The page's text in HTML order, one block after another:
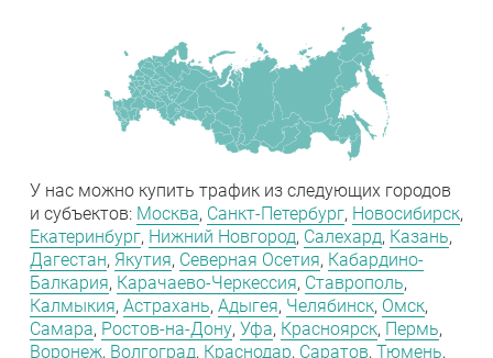
У нас можно купить трафик из следующих городов
и субъектов: Москва, Санкт-Петербург, Новосибирск,
Екатеринбург, Нижний Новгород, Салехард, Казань,
Дагестан, Якутия, Северная Осетия, Кабардино-
Балкария, Карачаево-Черкессия, Ставрополь,
Калмыкия, Астрахань, Адыгея, Челябинск, Омск,
Самара, Ростов-на-Дону, Уфа, Красноярск, Пермь,
Воронеж, Волгоград, Краснодар, Саратов, Тюмень,